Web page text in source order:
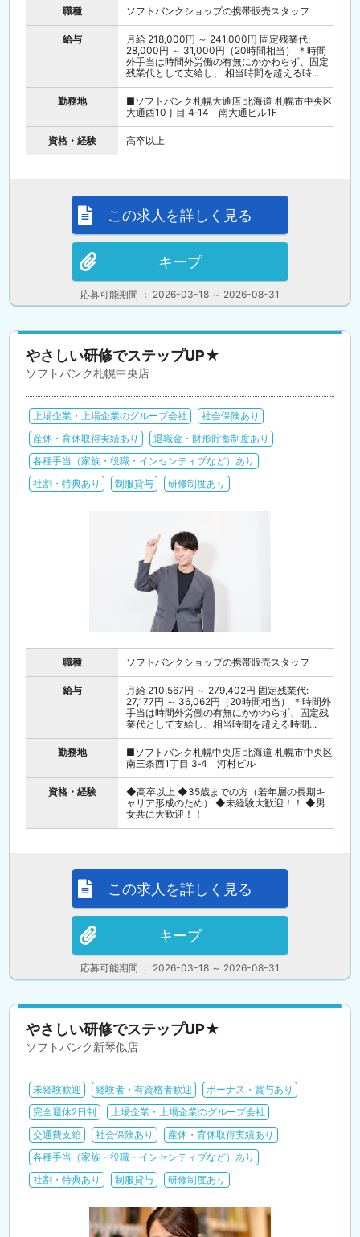
職種 ソフトバンクショップの携帯販売スタッフ
給与
月給 218,000円 ～ 241,000円 固定残業代:
28,000円 ～ 31,000円（20時間相当） ＊時間
外手当は時間外労働の有無にかかわらず、固定
残業代として支給し、 相当時間を超える時...
勤務地
■ソフトバンク札幌大通店 北海道 札幌市中央区
大通西10丁目 4‐14 南大通ビル1F
資格・経験 高卒以上
応募可能期間 ： 2026-03-18 ～ 2026-08-31
この求人を詳しく見る
キープ
やさしい研修でステップUP★
ソフトバンク札幌中央店
上場企業・上場企業のグループ会社
社会保険あり
産休・育休取得実績あり
退職金・財形貯蓄制度あり
各種手当（家族・役職・インセンティブなど）あり
社割・特典あり
制服貸与 研修制度あり
職種 ソフトバンクショップの携帯販売スタッフ
給与
月給 210,567円 ～ 279,402円 固定残業代:
27,177円 ～ 36,062円（20時間相当） ＊時間外
手当は時間外労働の有無にかかわらず、固定残
業代として支給し、相当時間を超える時間...
勤務地
■ソフトバンク札幌中央店 北海道 札幌市中央区
南三条西1丁目 3‐4 河村ビル
資格・経験
◆高卒以上 ◆35歳までの方（若年層の長期キ
ャリア形成のため） ◆未経験大歓迎！！ ◆男
女共に大歓迎！！
応募可能期間 ： 2026-03-18 ～ 2026-08-31
この求人を詳しく見る
キープ
やさしい研修でステップUP★
ソフトバンク新琴似店
未経験歓迎 経験者・有資格者歓迎
ボーナス・賞与あり
完全週休2日制
上場企業・上場企業のグループ会社
交通費支給
社会保険あり
産休・育休取得実績あり
各種手当（家族・役職・インセンティブなど）あり
社割・特典あり
制服貸与 研修制度あり